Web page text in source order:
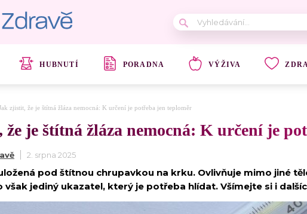
HUBNUTÍ PORADNA VÝŽIVA
zjistit, že je štítná žláza nemocná: K určení je potřeba jen teploměr
je štítná žláza nemocná: K určení je
2. srpna 2025
pod štítnou chrupavkou na krku. Ovlivňuje mimo jiné
jediný ukazatel, který je potřeba hlídat. Všímejte si i